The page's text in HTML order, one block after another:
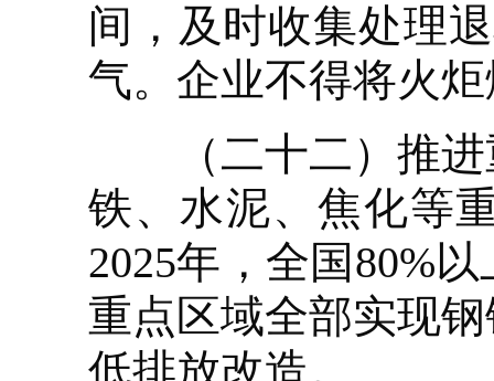
间，及时收集处理
气。企业不得将火
（二十二）推进
铁、水泥、焦化等
2025年，全国80%
重点区域全部实现
低排放改造。